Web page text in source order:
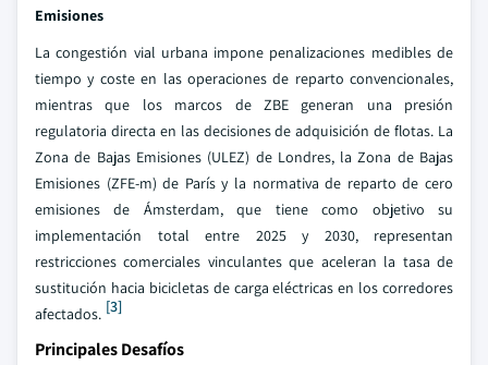
Emisiones
La congestión vial urbana impone penalizaciones medibles de
tiempo y coste en las operaciones de reparto convencionales,
mientras que los marcos de ZBE generan una presión
regulatoria directa en las decisiones de adquisición de flotas. La
Zona de Bajas Emisiones (ULEZ) de Londres, la Zona de Bajas
Emisiones (ZFE-m) de París y la normativa de reparto de cero
emisiones de Ámsterdam, que tiene como objetivo su
implementación total entre 2025 y 2030, representan
restricciones comerciales vinculantes que aceleran la tasa de
sustitución hacia bicicletas de carga eléctricas en los corredores
afectados. [3]
Principales Desafíos